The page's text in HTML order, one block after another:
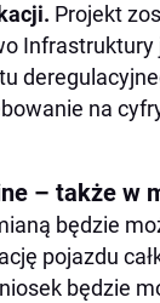
Projekt
Infrastruktury
na
– także w
będzie
pojazdu
będzie